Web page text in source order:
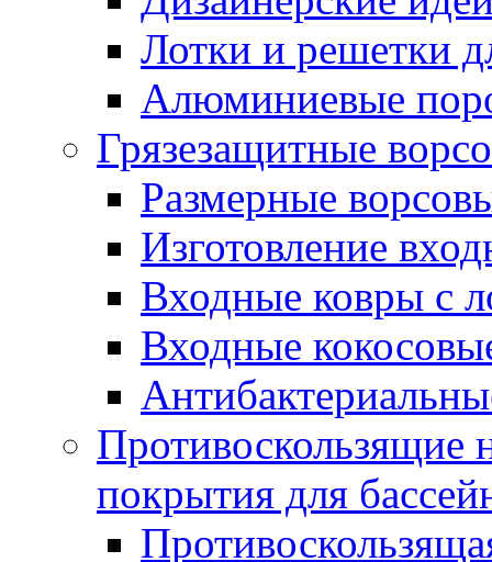
Лотки и решетки
Алюминиевые
Грязезащитные
Размерные
Изготовление
Входные ковры с
Входные
Противоскользящие
покрытия для